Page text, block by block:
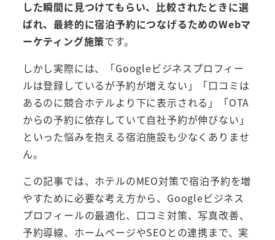
した瞬間に見つけてもらい、比較されたときに選
ばれ、最終的に宿泊予約につなげるためのWebマ
ーケティング施策です。
しかし実際には、「Googleビジネスプロフィー
ルは登録しているが予約が増えない」「口コミは
あるのに競合ホテルより下に表示される」「OTA
からの予約に依存していて自社予約が伸びない」
といった悩みを抱える宿泊施設も少なくありませ
ん。
この記事では、ホテルのMEO対策で宿泊予約を増
やすために必要な考え方から、Googleビジネス
プロフィールの最適化、口コミ対策、写真改善、
予約導線、ホームページやSEOとの連携まで、実